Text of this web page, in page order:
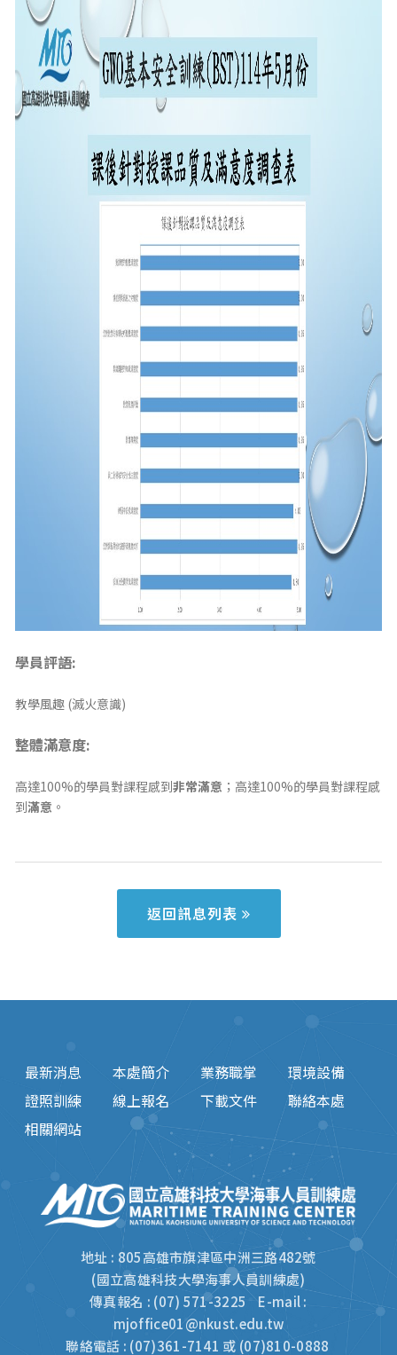
學員評語:
教學風趣 (滅火意識)
整體滿意度:
高達100%的學員對課程感到非常滿意 ；高達100%的學員對課程感
到滿意 。
返回訊息列表
最新消息 本處簡介 業務職掌
環境設備
證照訓練
線上報名 下載文件
聯絡本處
相關網站
地址 : 805高雄市旗津區中洲三路482號
(國立高雄科技大學海事人員訓練處)
傳真報名 : (07) 571-3225 E-mail :
mjoffice01@nkust.edu.tw
聯絡電話 : (07)361-7141 或 (07)810-0888